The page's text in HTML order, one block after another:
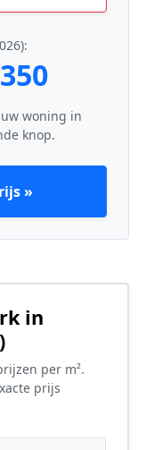
woning in
knop.
»
in
per m².
prijs